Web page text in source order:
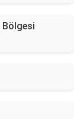
Bölgesi